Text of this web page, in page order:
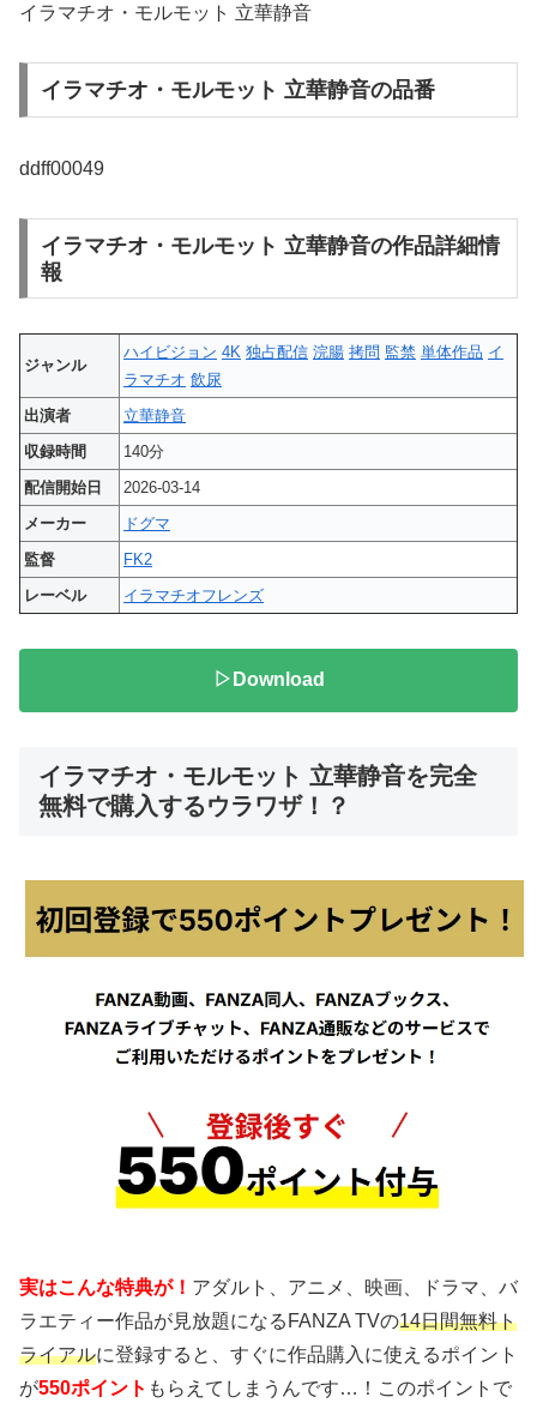
イラマチオ・モルモット 立華静音
イラマチオ・モルモット 立華静音の品番
ddff00049
イラマチオ・モルモット 立華静音の作品詳細情
報
ジャンル
ハイビジョン 4K 独占配信 浣腸 拷問 監禁 単体作品 イ
ラマチオ 飲尿
出演者
立華静音
収録時間
140分
配信開始日
2026-03-14
メーカー
ドグマ
監督
FK2
レーベル
イラマチオフレンズ
▷Download
イラマチオ・モルモット 立華静音を完全
無料で購入するウラワザ！？
実はこんな特典が！ アダルト、アニメ、映画、ドラマ、バ
ラエティー作品が見放題になるFANZA TVの14日間無料ト
ライアルに登録すると、すぐに作品購入に使えるポイント
が550ポイント もらえてしまうんです…！このポイントで